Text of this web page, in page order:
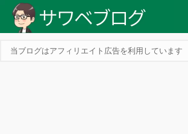
当ブログはアフィリエイト広告を利用しています